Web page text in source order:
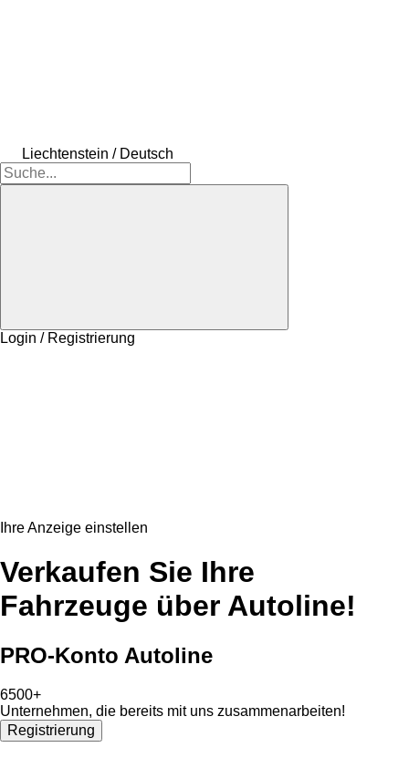
Liechtenstein / Deutsch
Login / Registrierung
Ihre Anzeige einstellen
Verkaufen Sie Ihre
Fahrzeuge über Autoline!
PRO-Konto Autoline
6500+
Unternehmen, die bereits mit uns zusammenarbeiten!
Registrierung